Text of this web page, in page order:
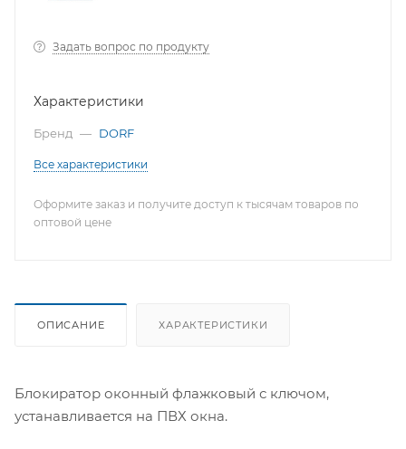
Задать вопрос по продукту
Характеристики
Бренд — DORF
Все характеристики
Оформите заказ и получите доступ к тысячам товаров по
оптовой цене
ОПИСАНИЕ ХАРАКТЕРИСТИКИ
Блокиратор оконный флажковый с ключом,
устанавливается на ПВХ окна.